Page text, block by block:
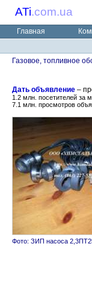
ATi.com.ua
Главная
Газовое, топливное
Дать объявление –
1.2 млн. посетителей за
7.1 млн. просмотров
Фото: ЗИП насоса